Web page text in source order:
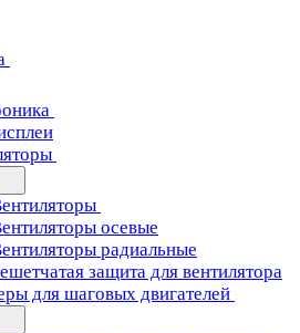
осевые
радиальные
защита для вентилятора
для шаговых двигателей